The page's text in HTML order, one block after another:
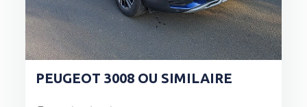
PEUGEOT 3008 OU SIMILAIRE